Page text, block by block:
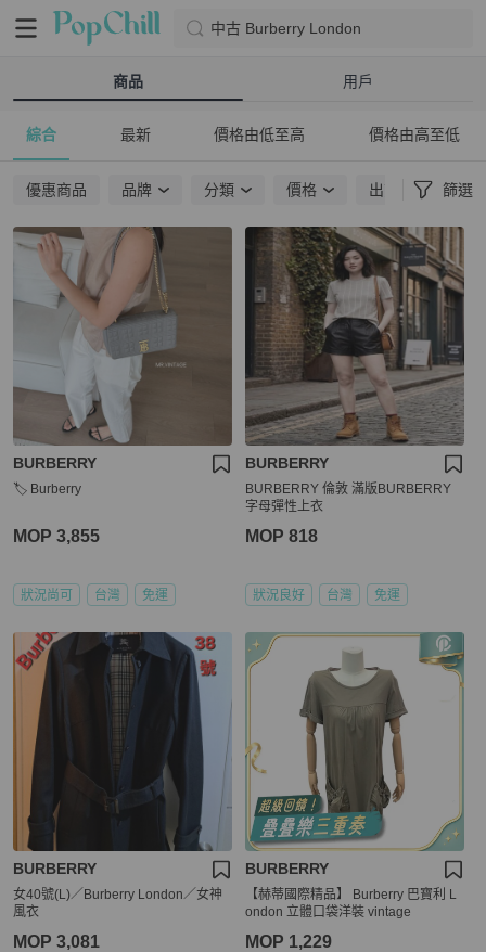
中古 Burberry London
商品 用戶
綜合 最新 價格由低至高 價格由高至低
優惠商品 品牌 分類 價格 出貨地點 篩選
BURBERRY
🏷️ Burberry
MOP 3,855
狀況尚可 台灣 免運
BURBERRY
BURBERRY 倫敦 滿版BURBERRY
字母彈性上衣
MOP 818
狀況良好 台灣 免運
BURBERRY
女40號(L)／Burberry London／女神
風衣
MOP 3,081
BURBERRY
【赫蒂國際精品】 Burberry 巴寶利 L
ondon 立體口袋洋裝 vintage
MOP 1,229